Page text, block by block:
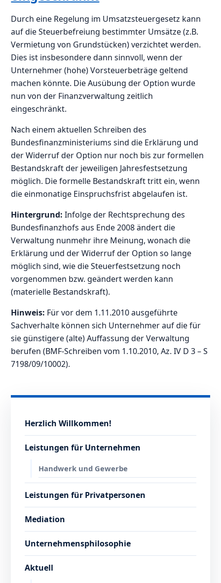
Durch eine Regelung im Umsatzsteuergesetz kann
auf die Steuerbefreiung bestimmter Umsätze (z.B.
Vermietung von Grundstücken) verzichtet werden.
Dies ist insbesondere dann sinnvoll, wenn der
Unternehmer (hohe) Vorsteuerbeträge geltend
machen könnte. Die Ausübung der Option wurde
nun von der Finanzverwaltung zeitlich
eingeschränkt.
Nach einem aktuellen Schreiben des
Bundesfinanzministeriums sind die Erklärung und
der Widerruf der Option nur noch bis zur formellen
Bestandskraft der jeweiligen Jahresfestsetzung
möglich. Die formelle Bestandskraft tritt ein, wenn
die einmonatige Einspruchsfrist abgelaufen ist.
Hintergrund:Infolge der Rechtsprechung des
Bundesfinanzhofs aus Ende 2008 ändert die
Verwaltung nunmehr ihre Meinung, wonach die
Erklärung und der Widerruf der Option so lange
möglich sind, wie die Steuerfestsetzung noch
vorgenommen bzw. geändert werden kann
(materielle Bestandskraft).
Hinweis: Für vor dem 1.11.2010 ausgeführte
Sachverhalte können sich Unternehmer auf die für
sie günstigere (alte) Auffassung der Verwaltung
berufen (BMF-Schreiben vom 1.10.2010, Az. IV D 3 – S
7198/09/10002).
Herzlich Willkommen!
Leistungen für Unternehmen
Handwerk und Gewerbe
Leistungen für Privatpersonen
Mediation
Unternehmensphilosophie
Aktuell